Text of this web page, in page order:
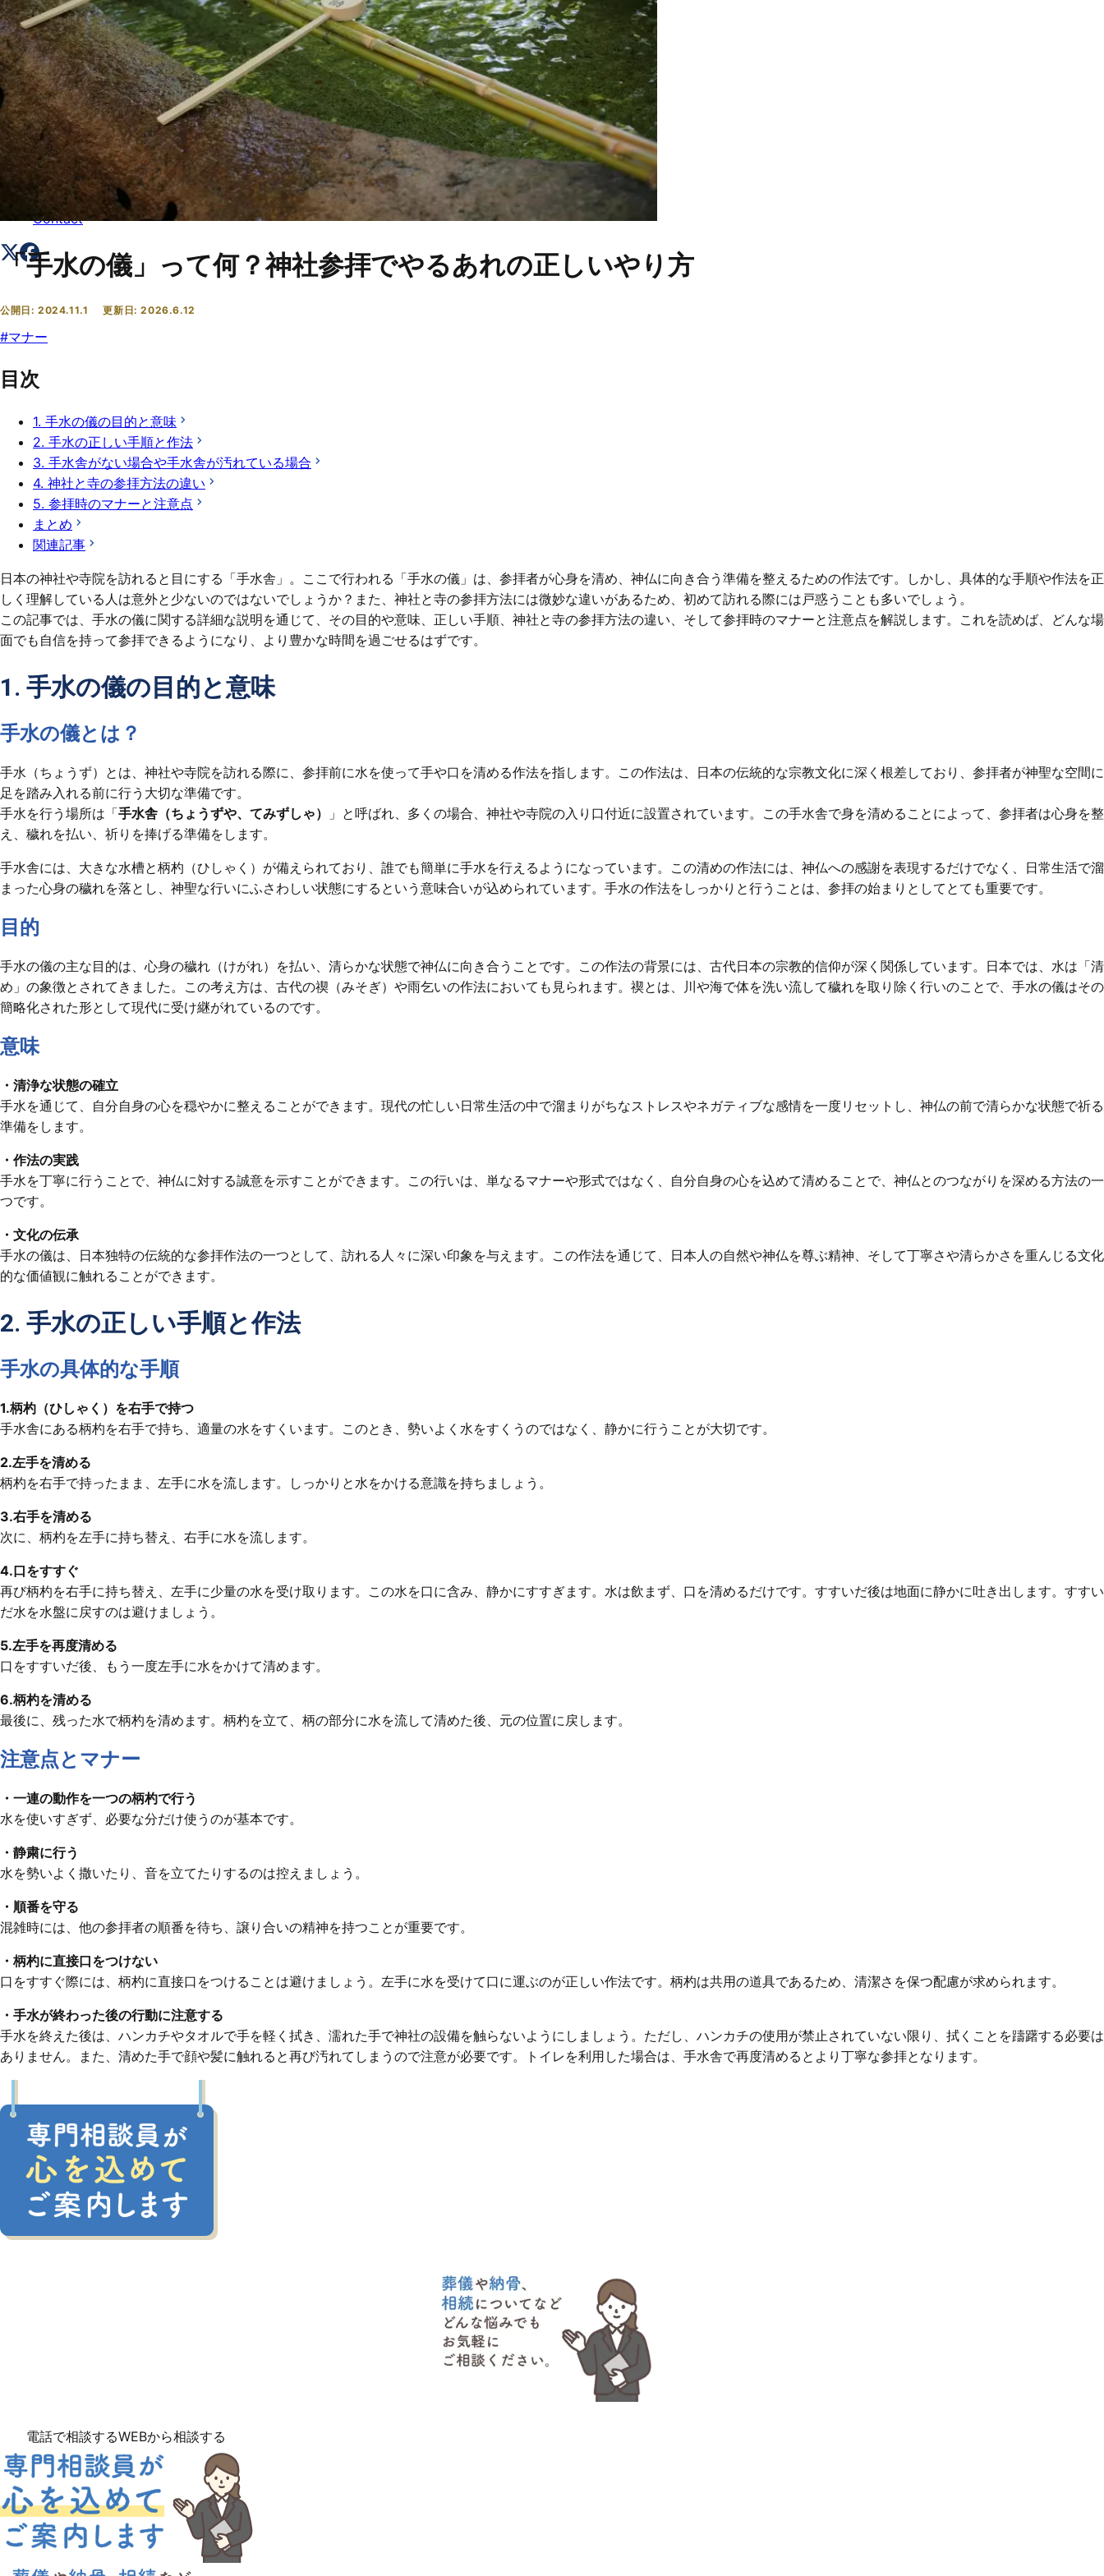
トップ
Top
会社概要
About
コラム一覧
Columns
お問い合わせ
Contact
「手水の儀」って何？神社参拝でやるあれの正しいやり方
公開日:2024.11.1 更新日:2026.6.12
#マナー
目次
1. 手水の儀の目的と意味
2. 手水の正しい手順と作法
3. 手水舎がない場合や手水舎が汚れている場合
4. 神社と寺の参拝方法の違い
5. 参拝時のマナーと注意点
まとめ
関連記事
日本の神社や寺院を訪れると目にする「手水舎」。ここで行われる「手水の儀」は、参拝者が心身を清め、神仏に向き合う準備を整えるための作法です。しかし、具体的な手順や作法を正
しく理解している人は意外と少ないのではないでしょうか？また、神社と寺の参拝方法には微妙な違いがあるため、初めて訪れる際には戸惑うことも多いでしょう。
この記事では、手水の儀に関する詳細な説明を通じて、その目的や意味、正しい手順、神社と寺の参拝方法の違い、そして参拝時のマナーと注意点を解説します。これを読めば、どんな場
面でも自信を持って参拝できるようになり、より豊かな時間を過ごせるはずです。
1. 手水の儀の目的と意味
手水の儀とは？
手水（ちょうず）とは、神社や寺院を訪れる際に、参拝前に水を使って手や口を清める作法を指します。この作法は、日本の伝統的な宗教文化に深く根差しており、参拝者が神聖な空間に
足を踏み入れる前に行う大切な準備です。
手水を行う場所は「手水舎（ちょうずや、てみずしゃ）
」と呼ばれ、多くの場合、神社や寺院の入り口付近に設置されています。この手水舎で身を清めることによって、参拝者は心身を整
え、穢れを払い、祈りを捧げる準備をします。
手水舎には、大きな水槽と柄杓（ひしゃく）が備えられており、誰でも簡単に手水を行えるようになっています。この清めの作法には、神仏への感謝を表現するだけでなく、日常生活で溜
まった心身の穢れを落とし、神聖な行いにふさわしい状態にするという意味合いが込められています。手水の作法をしっかりと行うことは、参拝の始まりとしてとても重要です。
目的
手水の儀の主な目的は、心身の穢れ（けがれ）を払い、清らかな状態で神仏に向き合うことです。この作法の背景には、古代日本の宗教的信仰が深く関係しています。日本では、水は「清
め」の象徴とされてきました。この考え方は、古代の禊（みそぎ）や雨乞いの作法においても見られます。禊とは、川や海で体を洗い流して穢れを取り除く行いのことで、手水の儀はその
簡略化された形として現代に受け継がれているのです。
意味
・清浄な状態の確立
手水を通じて、自分自身の心を穏やかに整えることができます。現代の忙しい日常生活の中で溜まりがちなストレスやネガティブな感情を一度リセットし、神仏の前で清らかな状態で祈る
準備をします。
・作法の実践
手水を丁寧に行うことで、神仏に対する誠意を示すことができます。この行いは、単なるマナーや形式ではなく、自分自身の心を込めて清めることで、神仏とのつながりを深める方法の一
つです。
・文化の伝承
手水の儀は、日本独特の伝統的な参拝作法の一つとして、訪れる人々に深い印象を与えます。この作法を通じて、日本人の自然や神仏を尊ぶ精神、そして丁寧さや清らかさを重んじる文化
的な価値観に触れることができます。
2. 手水の正しい手順と作法
手水の具体的な手順
1.柄杓（ひしゃく）を右手で持つ
手水舎にある柄杓を右手で持ち、適量の水をすくいます。このとき、勢いよく水をすくうのではなく、静かに行うことが大切です。
2.左手を清める
柄杓を右手で持ったまま、左手に水を流します。しっかりと水をかける意識を持ちましょう。
3.右手を清める
次に、柄杓を左手に持ち替え、右手に水を流します。
4.口をすすぐ
再び柄杓を右手に持ち替え、左手に少量の水を受け取ります。この水を口に含み、静かにすすぎます。水は飲まず、口を清めるだけです。すすいだ後は地面に静かに吐き出します。すすい
だ水を水盤に戻すのは避けましょう。
5.左手を再度清める
口をすすいだ後、もう一度左手に水をかけて清めます。
6.柄杓を清める
最後に、残った水で柄杓を清めます。柄杓を立て、柄の部分に水を流して清めた後、元の位置に戻します。
注意点とマナー
・一連の動作を一つの柄杓で行う
水を使いすぎず、必要な分だけ使うのが基本です。
・静粛に行う
水を勢いよく撒いたり、音を立てたりするのは控えましょう。
・順番を守る
混雑時には、他の参拝者の順番を待ち、譲り合いの精神を持つことが重要です。
・柄杓に直接口をつけない
口をすすぐ際には、柄杓に直接口をつけることは避けましょう。左手に水を受けて口に運ぶのが正しい作法です。柄杓は共用の道具であるため、清潔さを保つ配慮が求められます。
・手水が終わった後の行動に注意する
手水を終えた後は、ハンカチやタオルで手を軽く拭き、濡れた手で神社の設備を触らないようにしましょう。ただし、ハンカチの使用が禁止されていない限り、拭くことを躊躇する必要は
ありません。また、清めた手で顔や髪に触れると再び汚れてしまうので注意が必要です。トイレを利用した場合は、手水舎で再度清めるとより丁寧な参拝となります。
電話で相談するWEBから相談する